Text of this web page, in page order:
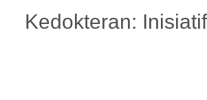
Kedokteran: